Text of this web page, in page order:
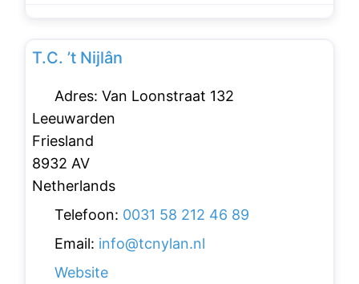
T.C. ’t Nijlân
Adres: Van Loonstraat 132
Leeuwarden
Friesland
8932 AV
Netherlands
Telefoon: 0031 58 212 46 89
Email: info@tcnylan.nl
Website